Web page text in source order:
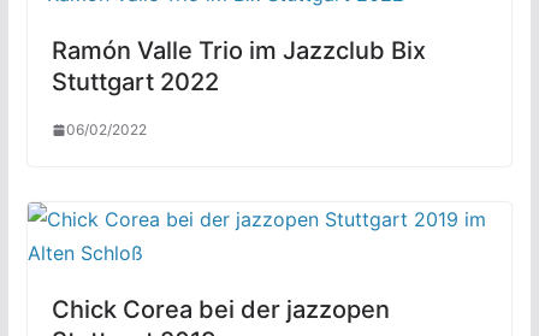
Ramón Valle Trio im Jazzclub Bix
Stuttgart 2022
06/02/2022
Chick Corea bei der jazzopen